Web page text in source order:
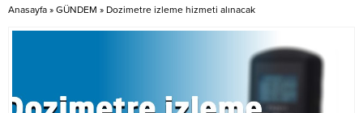
Anasayfa » GÜNDEM » Dozimetre izleme hizmeti alınacak